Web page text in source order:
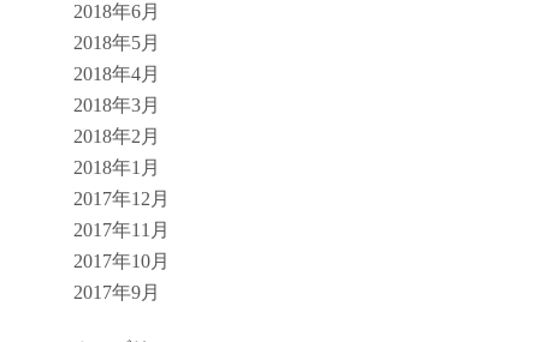
2018年6月
2018年5月
2018年4月
2018年3月
2018年2月
2018年1月
2017年12月
2017年11月
2017年10月
2017年9月